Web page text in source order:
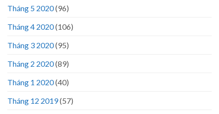
Tháng 5 2020(96)
Tháng 4 2020(106)
Tháng 3 2020(95)
Tháng 2 2020(89)
Tháng 1 2020(40)
Tháng 12 2019(57)